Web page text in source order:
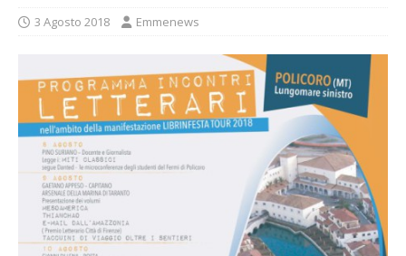
3 Agosto 2018 Emmenews